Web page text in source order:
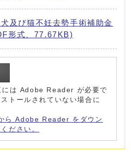
及び猫不妊去勢手術補助金
形式、77.67KB)
には Adobe Reader が必要で
トールされていない場合に
ら Adobe Reader をダウン
ださい。